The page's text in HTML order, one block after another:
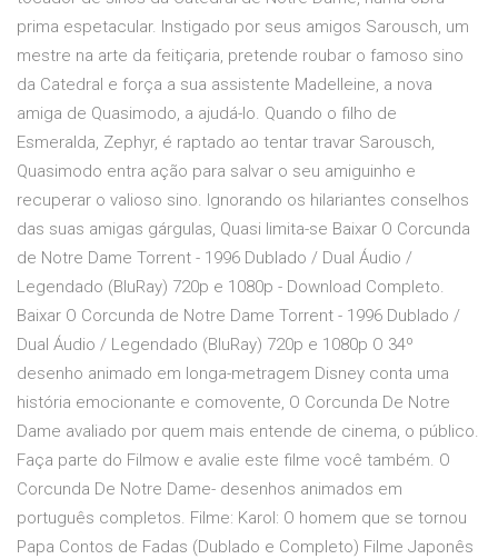
prima espetacular. Instigado por seus amigos Sarousch, um
mestre na arte da feitiçaria, pretende roubar o famoso sino
da Catedral e força a sua assistente Madelleine, a nova
amiga de Quasimodo, a ajudá-lo. Quando o filho de
Esmeralda, Zephyr, é raptado ao tentar travar Sarousch,
Quasimodo entra ação para salvar o seu amiguinho e
recuperar o valioso sino. Ignorando os hilariantes conselhos
das suas amigas gárgulas, Quasi limita-se Baixar O Corcunda
de Notre Dame Torrent - 1996 Dublado / Dual Áudio /
Legendado (BluRay) 720p e 1080p - Download Completo.
Baixar O Corcunda de Notre Dame Torrent - 1996 Dublado /
Dual Áudio / Legendado (BluRay) 720p e 1080p O 34º
desenho animado em longa-metragem Disney conta uma
história emocionante e comovente, O Corcunda De Notre
Dame avaliado por quem mais entende de cinema, o público.
Faça parte do Filmow e avalie este filme você também. O
Corcunda De Notre Dame- desenhos animados em
português completos. Filme: Karol: O homem que se tornou
Papa Contos de Fadas (Dublado e Completo) Filme Japonês